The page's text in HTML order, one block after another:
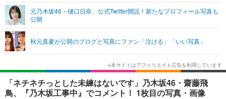
ショッピング その他
SPEED TEST
エンタメ
エンタメTOP 映画・ドラマ
韓国・芸能
音楽 スポーツ
ライフ
ライフTOP グルメ
ペット ショッピング
リリース一覧
プッシュ通知の停止方法
元乃木坂46・樋口日奈、公式Twitter開設！新たなプロフィール写真も
公開
秋元真夏が公開のブログと写真にファン「泣ける」「いい写真」
「ネチネチっとした未練はないです」乃木坂46・齋藤飛
鳥、『乃木坂工事中』でコメント！ 1枚目の写真・画像